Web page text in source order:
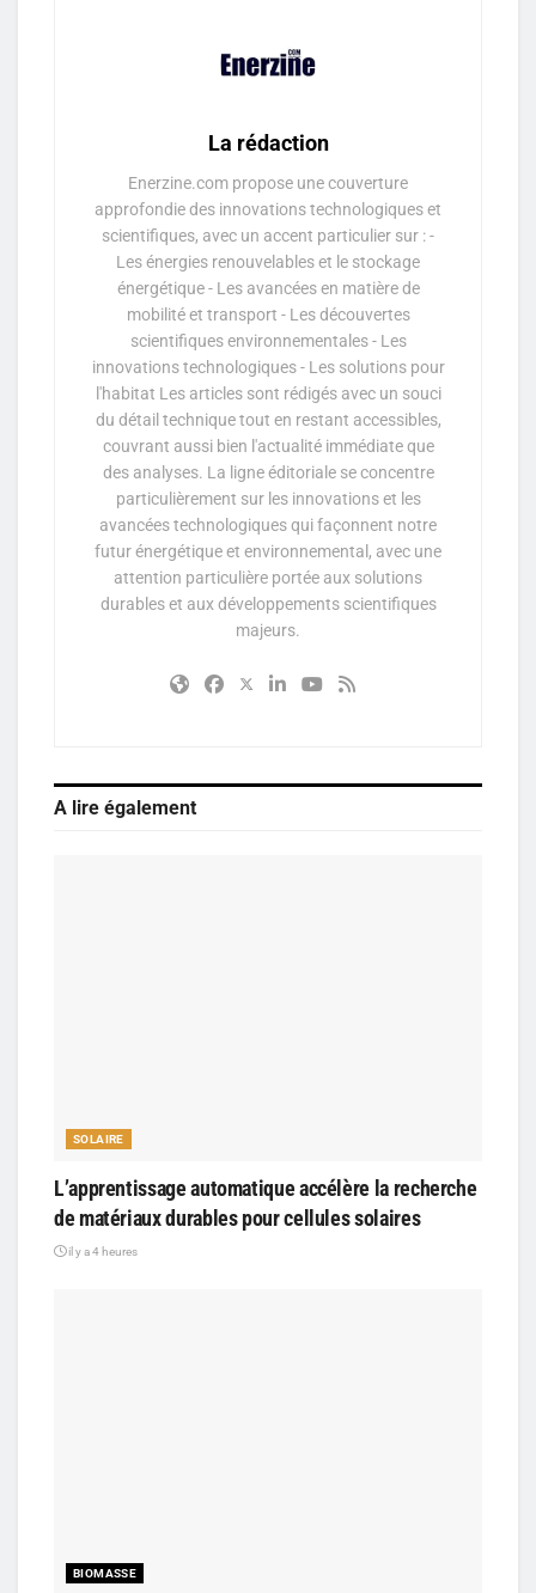
La rédaction
Enerzine.com propose une couverture
approfondie des innovations technologiques et
scientifiques, avec un accent particulier sur : -
Les énergies renouvelables et le stockage
énergétique - Les avancées en matière de
mobilité et transport - Les découvertes
scientifiques environnementales - Les
innovations technologiques - Les solutions pour
l'habitat Les articles sont rédigés avec un souci
du détail technique tout en restant accessibles,
couvrant aussi bien l'actualité immédiate que
des analyses. La ligne éditoriale se concentre
particulièrement sur les innovations et les
avancées technologiques qui façonnent notre
futur énergétique et environnemental, avec une
attention particulière portée aux solutions
durables et aux développements scientifiques
majeurs.
A lire également
SOLAIRE
L’apprentissage automatique accélère la recherche
de matériaux durables pour cellules solaires
il y a 4 heures
BIOMASSE